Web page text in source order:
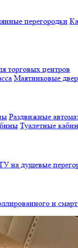
перегородки
торговых центров
Маятниковые
Раздвижные
Туалетные
на душевые
и